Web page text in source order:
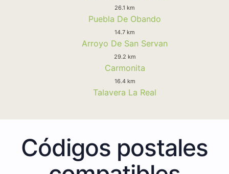
26.1 km
Puebla De Obando
14.7 km
Arroyo De San Servan
29.2 km
Carmonita
16.4 km
Talavera La Real
Códigos postales